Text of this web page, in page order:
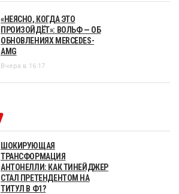
«НЕЯСНО, КОГДА ЭТО
ПРОИЗОЙДЁТ»: ВОЛЬФ — ОБ
ОБНОВЛЕНИЯХ MERCEDES-
AMG
Вчера в 16:17
ШОКИРУЮЩАЯ
ТРАНСФОРМАЦИЯ
АНТОНЕЛЛИ: КАК ТИНЕЙДЖЕР
СТАЛ ПРЕТЕНДЕНТОМ НА
ТИТУЛ В Ф1?